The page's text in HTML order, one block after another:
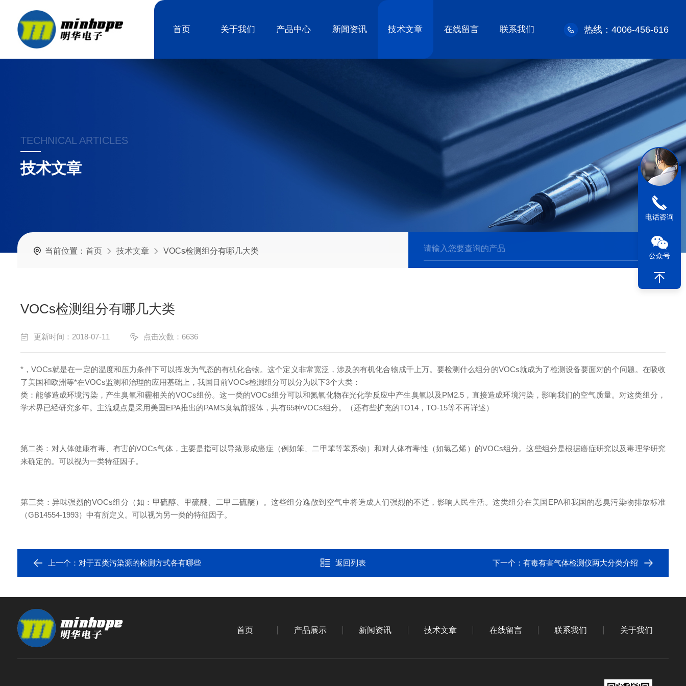
首页 关于我们 产品中心 新闻资讯 技术文章 在线留言 联系我们 热线：4006-456-616
TECHNICAL ARTICLES
技术文章
当前位置： 首页 技术文章 VOCs检测组分有哪几大类
VOCs检测组分有哪几大类
更新时间：2018-07-11 点击次数：6636
*，VOCs就是在一定的温度和压力条件下可以挥发为气态的有机化合物。这个定义非常宽泛，涉及的有机化合物成千上万。要检测什么组分的VOCs就成为了检测设备要面对的个问题。在吸收
了美国和欧洲等*在VOCs监测和治理的应用基础上，我国目前VOCs检测组分可以分为以下3个大类：
类：能够造成环境污染，产生臭氧和霾相关的VOCs组份。这一类的VOCs组分可以和氮氧化物在光化学反应中产生臭氧以及PM2.5，直接造成环境污染，影响我们的空气质量。对这类组分，
学术界已经研究多年。主流观点是采用美国EPA推出的PAMS臭氧前驱体，共有65种VOCs组分。（还有些扩充的TO14，TO-15等不再详述）
第二类：对人体健康有毒、有害的VOCs气体，主要是指可以导致形成癌症（例如笨、二甲苯等苯系物）和对人体有毒性（如氯乙烯）的VOCs组分。这些组分是根据癌症研究以及毒理学研究
来确定的。可以视为一类特征因子。
第三类：异味强烈的VOCs组分（如：甲硫醇、甲硫醚、二甲二硫醚）。这些组分逸散到空气中将造成人们强烈的不适，影响人民生活。这类组分在美国EPA和我国的恶臭污染物排放标准
（GB14554-1993）中有所定义。可以视为另一类的特征因子。
上一个： 对于五类污染源的检测方式各有哪些 返回列表 下一个：有毒有害气体检测仪两大分类介绍
首页 产品展示 新闻资讯 技术文章 在线留言 联系我们 关于我们
电话咨询
公众号